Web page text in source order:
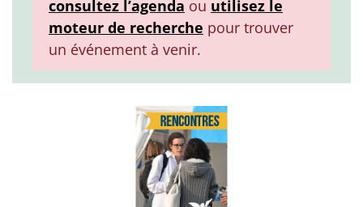
consultez l’agenda ou utilisez le
moteur de recherche pour trouver
un événement à venir.